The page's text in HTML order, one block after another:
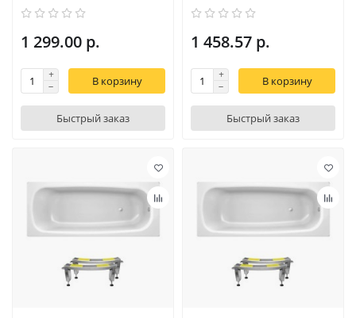
1 299.00 р.
В корзину
Быстрый заказ
1 458.57 р.
В корзину
Быстрый заказ